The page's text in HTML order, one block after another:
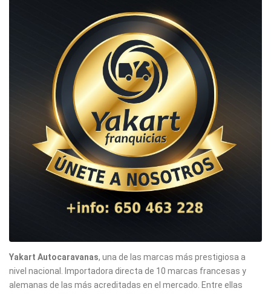
Yakart Autocaravanas, una de las marcas más prestigiosa a
nivel nacional. Importadora directa de 10 marcas francesas y
alemanas de las más acreditadas en el mercado. Entre ellas